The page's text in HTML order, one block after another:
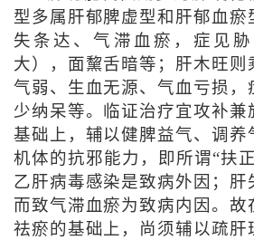
型多属肝郁脾虚型和肝郁血瘀
失条达、气滞血瘀，症见
大），面黧舌暗等；肝木旺则
气弱、生血无源、气血亏损，
少纳呆等。临证治疗宜攻补兼
基础上，辅以健脾益气、调养
机体的抗邪能力，即所谓“扶
乙肝病毒感染是致病外因；肝
而致气滞血瘀为致病内因。故
祛瘀的基础上，尚须辅以疏肝